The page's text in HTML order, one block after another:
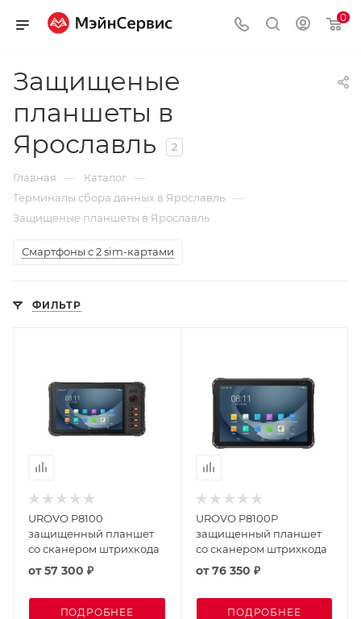
0
Защищеные
планшеты в
Ярославль
2
Главная — Каталог —
Терминалы сбора данных в Ярославль —
Защищеные планшеты в Ярославль
Смартфоны с 2 sim-картами
ФИЛЬТР
UROVO P8100
защищенный планшет
со сканером штрихкода
от57 300 ₽
ПОДРОБНЕЕ
UROVO P8100P
защищенный планшет
со сканером штрихкода
от76 350 ₽
ПОДРОБНЕЕ